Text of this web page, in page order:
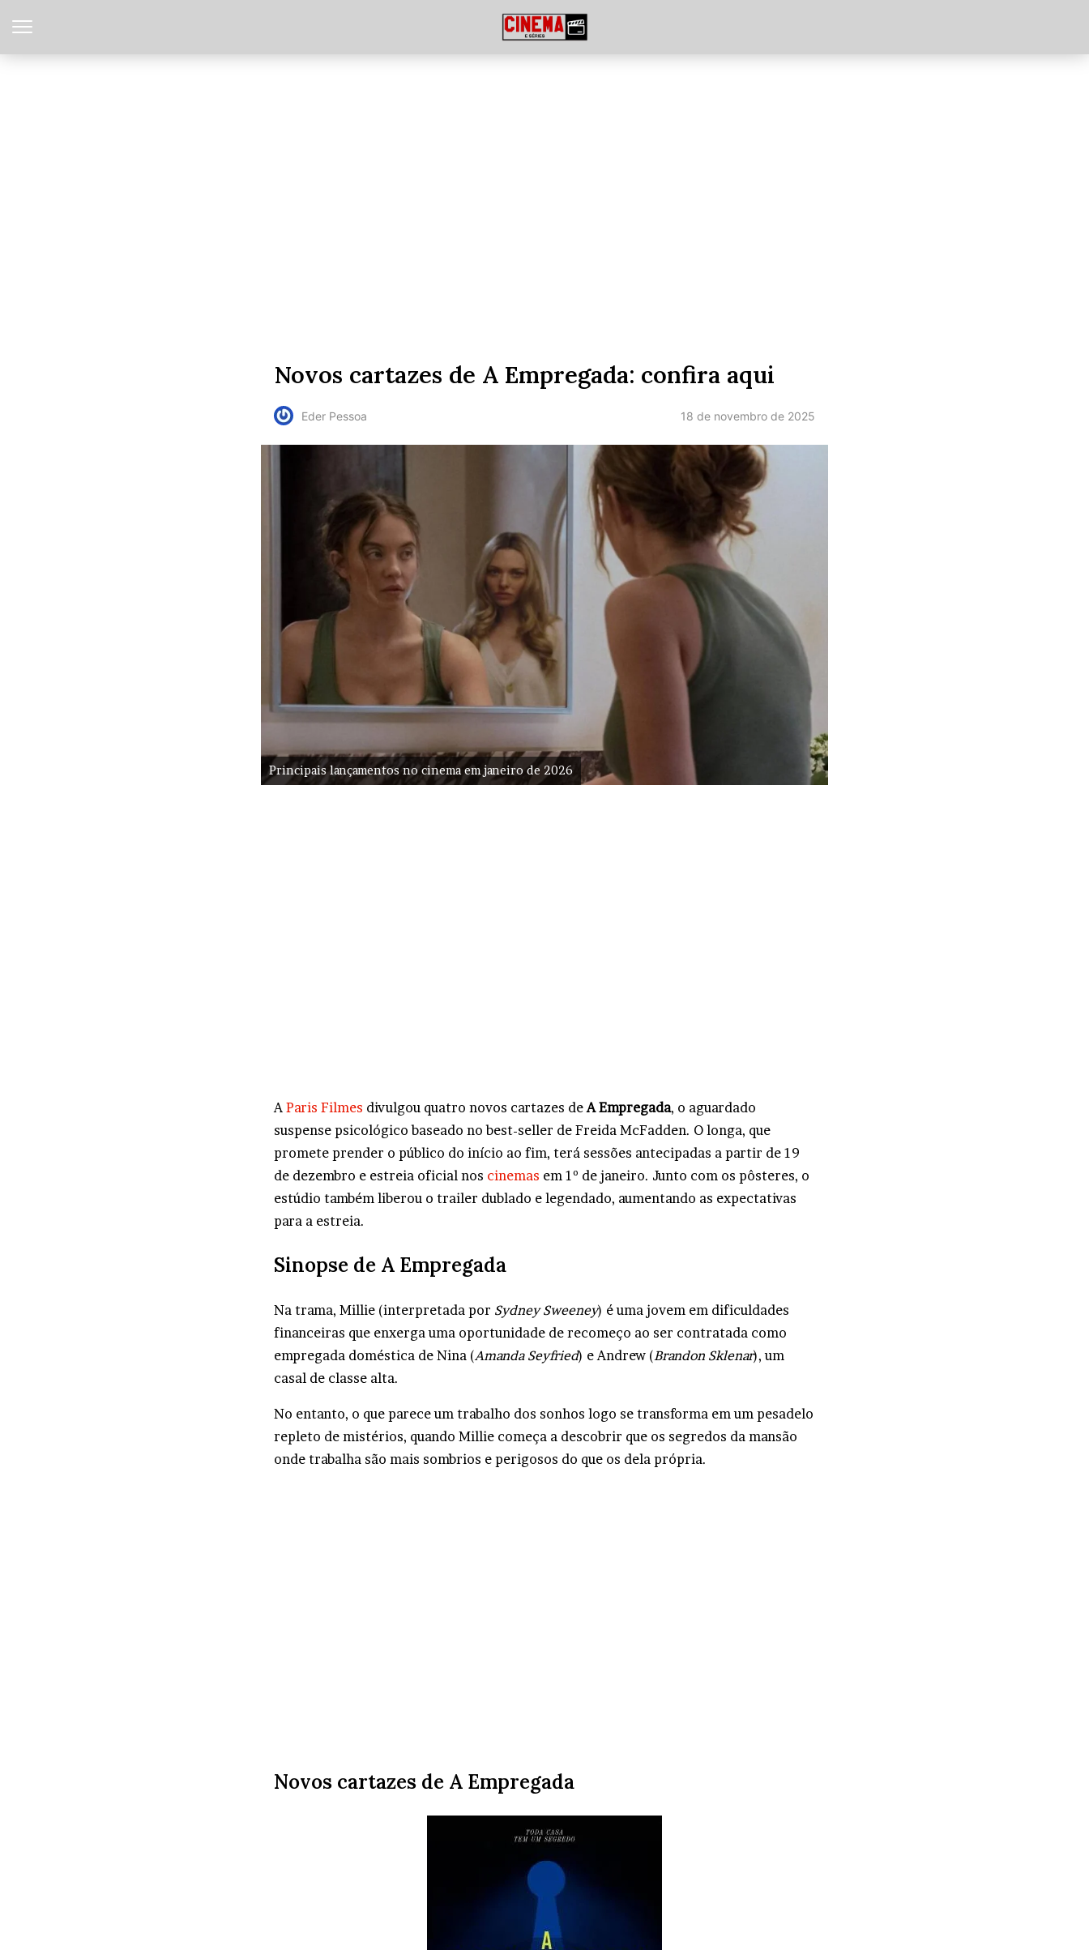
Novos cartazes de A Empregada: confira aqui
Eder Pessoa 18 de novembro de 2025
Principais lançamentos no cinema em janeiro de 2026
A Paris Filmes divulgou quatro novos cartazes deA Empregada, o aguardado
suspense psicológico baseado no best-seller de Freida McFadden. O longa, que
promete prender o público do início ao fim, terá sessões antecipadas a partir de 19
de dezembro e estreia oficial nos cinemas em 1º de janeiro. Junto com os pôsteres, o
estúdio também liberou o trailer dublado e legendado, aumentando as expectativas
para a estreia.
Sinopse de A Empregada
Na trama, Millie (interpretada por Sydney Sweeney) é uma jovem em dificuldades
financeiras que enxerga uma oportunidade de recomeço ao ser contratada como
empregada doméstica de Nina (Amanda Seyfried) e Andrew (Brandon Sklenar), um
casal de classe alta.
No entanto, o que parece um trabalho dos sonhos logo se transforma em um pesadelo
repleto de mistérios, quando Millie começa a descobrir que os segredos da mansão
onde trabalha são mais sombrios e perigosos do que os dela própria.
Novos cartazes de A Empregada